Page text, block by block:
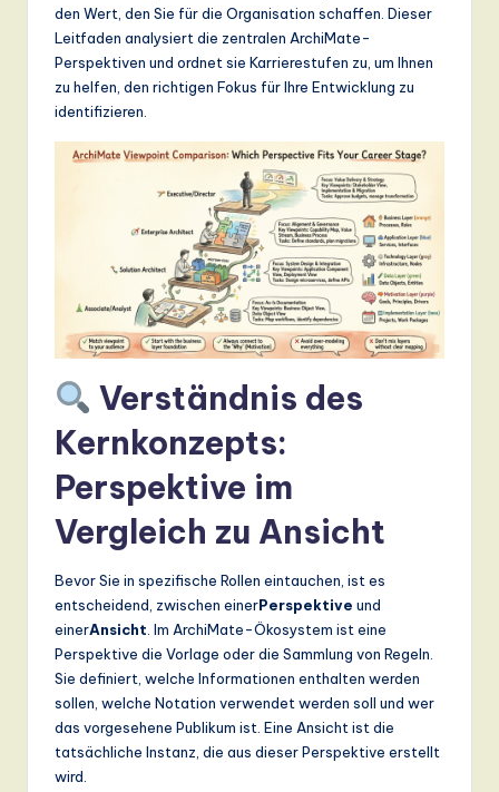
in
A
d
ig
it
In
den Wert, den Sie für die Organisation schaffen. Dieser
Leitfaden analysiert die zentralen ArchiMate-
Perspektiven und ordnet sie Karrierestufen zu, um Ihnen
zu helfen, den richtigen Fokus für Ihre Entwicklung zu
identifizieren.
Verständnis des
Kernkonzepts:
Perspektive im
Vergleich zu Ansicht
Bevor Sie in spezifische Rollen eintauchen, ist es
entscheidend, zwischen einerPerspektive und
einerAnsicht . Im ArchiMate-Ökosystem ist eine
Perspektive die Vorlage oder die Sammlung von Regeln.
Sie definiert, welche Informationen enthalten werden
sollen, welche Notation verwendet werden soll und wer
das vorgesehene Publikum ist. Eine Ansicht ist die
tatsächliche Instanz, die aus dieser Perspektive erstellt
wird.